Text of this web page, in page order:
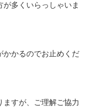
が多くいらっしゃいま
かかるのでお止めくだ
ますが、ご理解ご協力